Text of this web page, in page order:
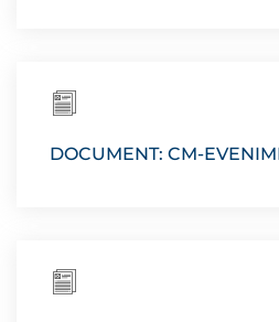
DOCUMENT: CM-